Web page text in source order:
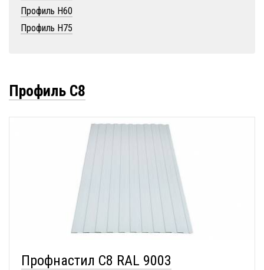
Профиль Н60
Профиль Н75
Профиль С8
Профнастил С8 RAL 9003